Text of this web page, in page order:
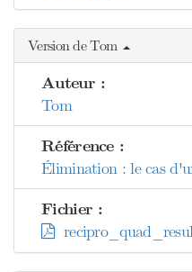
Version de Tom
Auteur :
Tom
Référence :
Élimination : le cas
Fichier :